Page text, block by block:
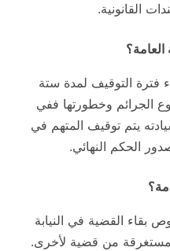
القانونية.
فترة التوقيف لمدة ستة
وخطورتها ففي
يتم توقيف المتهم في
الحكم النهائي.
بقاء القضية في النيابة
من قضية لأخرى.